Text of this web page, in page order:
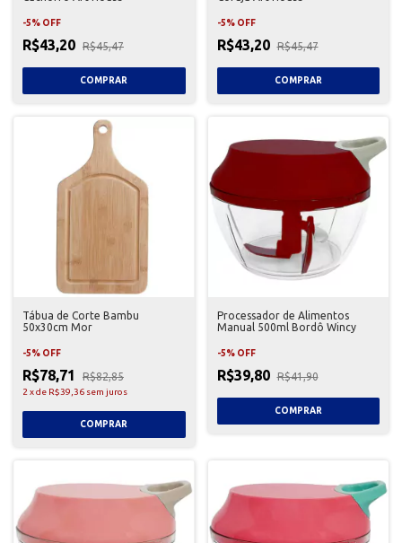
-5% OFF
R$43,20 R$45,47
-5% OFF
R$43,20 R$45,47
Tábua de Corte Bambu
50x30cm Mor
-5% OFF
R$78,71 R$82,85
2 xde R$39,36 sem juros
Processador de Alimentos
Manual 500ml Bordô Wincy
-5% OFF
R$39,80 R$41,90